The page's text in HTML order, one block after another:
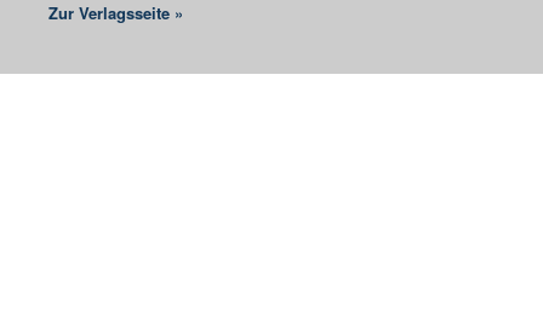
Zur Verlagsseite »